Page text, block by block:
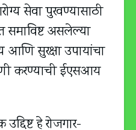
सेवा पुरवण्यासाठी
समाविष्ट असलेल्या
आणि सुरक्षा उपायांचा
करण्याची ईएसआय
हे रोजगार-